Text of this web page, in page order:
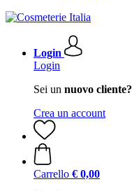
Login
Login
Sei un nuovo cliente?
Crea un account
Carrello € 0,00